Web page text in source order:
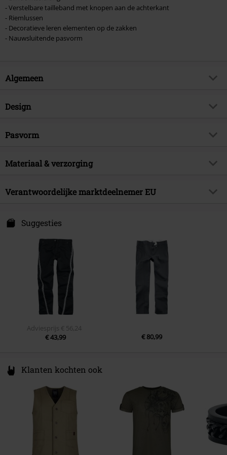
- Verstelbare tailleband met knopen aan de achterkant
- Riemlussen
- Decoratieve leren elementen op de zakken
- Nauwsluitende pasvorm
Algemeen
Artikelnr.
Brand
Releasedatum
Design
Producttype
Kleur
Pasvorm
Stijl/Vorm
Materiaal & verzorging
Buitenmateriaal
65% polyester, 33% viscose, 2%
elastaan
Verantwoordelijke marktdeelnemer EU
Hemmerichstr. 1
97688 Bad Kissingen
info@popsoda.co.uk
Suggesties
Adviesprijs
€ 56,24
€ 43,99
€ 80,99
Klanten kochten ook